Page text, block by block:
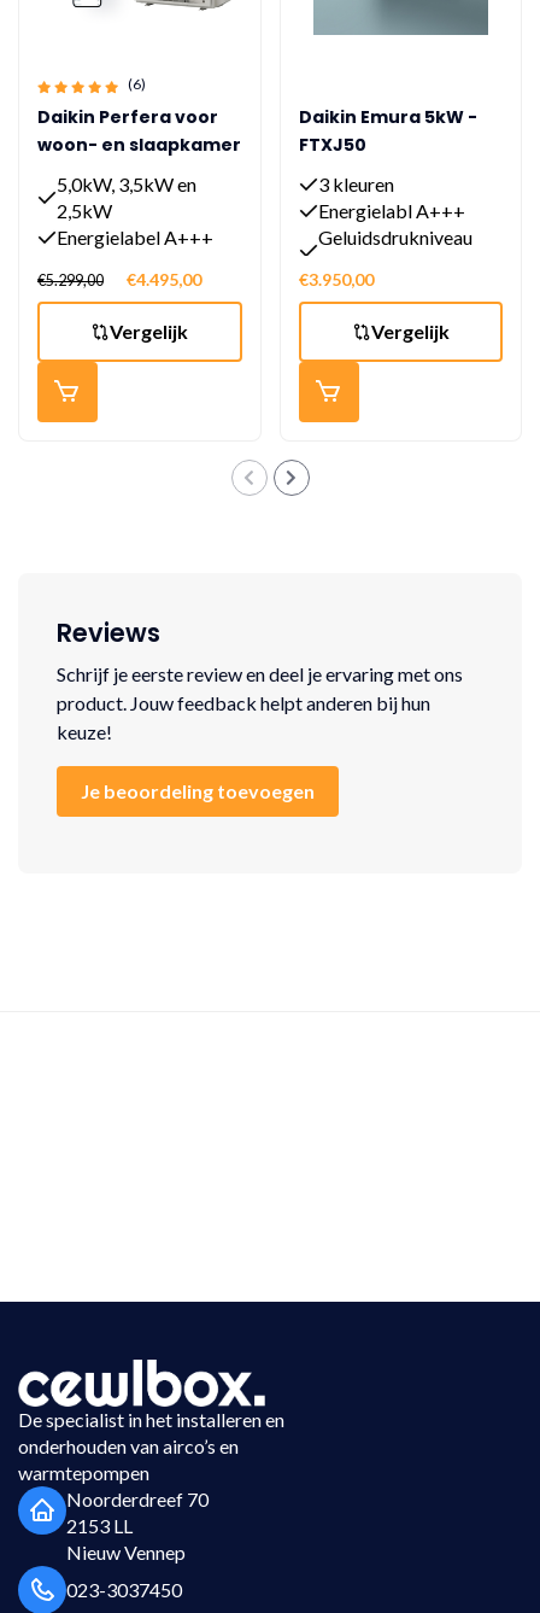
(6)
Daikin Perfera voor
woon- en slaapkamer
van 3,5 kW en 2,5 kW
5,0kW, 3,5kW en
2,5kW
Energielabel A+++
fluisterstil
€5.299,00 €4.495,00
Vergelijk
Daikin Emura 5kW -
FTXJ50
3 kleuren
Energielabl A+++
Geluidsdrukniveau
€3.950,00
Vergelijk
Reviews
Schrijf je eerste review en deel je ervaring met ons
product. Jouw feedback helpt anderen bij hun
keuze!
Je beoordeling toevoegen
De specialist in het installeren en
onderhouden van airco’s en
warmtepompen
Noorderdreef 70
2153 LL
Nieuw Vennep
023-3037450